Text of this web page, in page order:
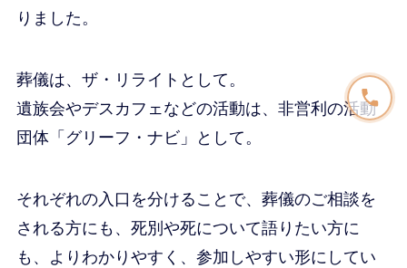
りました。
葬儀は、ザ・リライトとして。
遺族会やデスカフェなどの活動は、非営利の活動
団体「グリーフ・ナビ」として。
それぞれの入口を分けることで、葬儀のご相談を
される方にも、死別や死について語りたい方に
も、よりわかりやすく、参加しやすい形にしてい